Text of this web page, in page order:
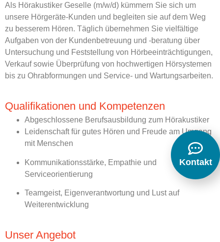
Als Hörakustiker Geselle (m/w/d) kümmern Sie sich um
unsere Hörgeräte-Kunden und begleiten sie auf dem Weg
zu besserem Hören. Täglich übernehmen Sie vielfältige
Aufgaben von der Kundenbetreuung und -beratung über
Untersuchung und Feststellung von Hörbeeinträchtigungen,
Verkauf sowie Überprüfung von hochwertigen Hörsystemen
bis zu Ohrabformungen und Service- und Wartungsarbeiten.
Qualifikationen und Kompetenzen
Abgeschlossene Berufsausbildung zum Hörakustiker
Leidenschaft für gutes Hören und Freude am Umgang
mit Menschen
Kommunikationsstärke, Empathie und
Serviceorientierung
Teamgeist, Eigenverantwortung und Lust auf
Weiterentwicklung
Unser Angebot
Kontakt